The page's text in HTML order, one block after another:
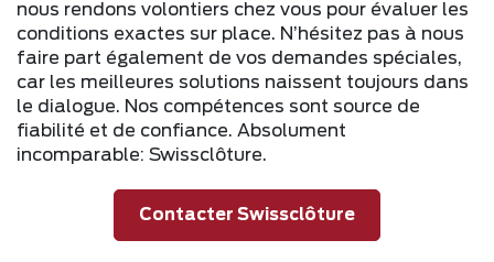
nous rendons volontiers chez vous pour évaluer les
conditions exactes sur place. N’hésitez pas à nous
faire part également de vos demandes spéciales,
car les meilleures solutions naissent toujours dans
le dialogue. Nos compétences sont source de
fiabilité et de confiance. Absolument
incomparable: Swissclôture.
Contacter Swissclôture